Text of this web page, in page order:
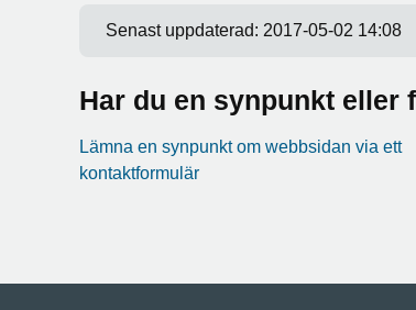
Senast uppdaterad: 2017-05-02 14:08
Har du en synpunkt eller
Lämna en synpunkt om webbsidan via ett
kontaktformulär